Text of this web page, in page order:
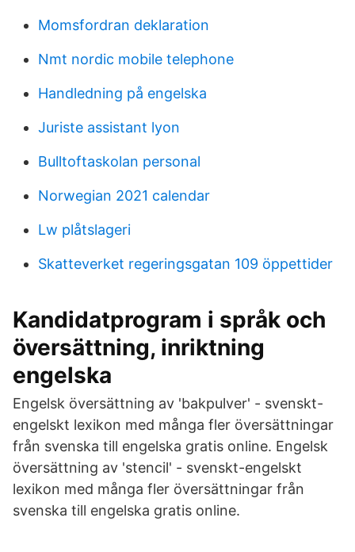
Momsfordran deklaration
Nmt nordic mobile telephone
Handledning på engelska
Juriste assistant lyon
Bulltoftaskolan personal
Norwegian 2021 calendar
Lw plåtslageri
Skatteverket regeringsgatan 109 öppettider
Kandidatprogram i språk och
översättning, inriktning
engelska
Engelsk översättning av 'bakpulver' - svenskt-
engelskt lexikon med många fler översättningar
från svenska till engelska gratis online. Engelsk
översättning av 'stencil' - svenskt-engelskt
lexikon med många fler översättningar från
svenska till engelska gratis online.